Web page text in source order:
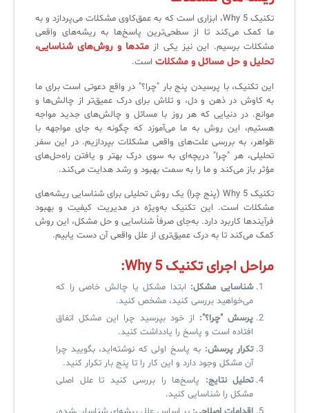
تکنیک 5 Why، ابزاری است که به عمق‌کاوی مشکلات می‌پردازد و به
ما کمک می‌کند تا از سطحی‌ترین پاسخ‌ها به ریشه‌های واقعی
مشکلات برسیم. این نیز یکی از متدها و روش‌های شناسایی،
تحلیل و حل مسائل و مشکلات است.
این تکنیک، با پرسیدن پنج بار "چرا؟" در واقع دعوتی است برای ما
به کاوش در ذهن و دل، و تلاش برای درک عمیق‌تر از چالش‌ها و
موانع. در دنیایی که هر روز با مسائل و چالش‌های جدید مواجه
هستیم، این روش به ما می‌آموزد که چگونه به جای مواجهه با
ظواهر، به بررسی علت‌های واقعی مشکلات بپردازیم. در این سفر
تحلیلی، هر "چرا" دریچه‌ای به سوی درک بهتر و یافتن راه‌حل‌های
مؤثر باز می‌کند و ما را به سمت بهبود و رشد هدایت می‌کند.
تکنیک 5 Why (پنج چرا) یک روش تحلیلی برای شناسایی ریشه‌های
مشکلات است. این تکنیک به‌ویژه در مدیریت کیفیت و بهبود
فرآیندها کاربرد دارد. به‌جای صرفاً شناسایی و حل مشکل، این روش
کمک می‌کند تا به درک عمیق‌تری از علل واقعی آن دست یابیم.
مراحل اجرای تکنیک 5 Why:
شناسایی مشکل: ابتدا مشکل یا چالش خاصی را که
می‌خواهید بررسی کنید، مشخص کنید.
پرسش "چرا؟": از خود بپرسید چرا این مشکل اتفاق
افتاده است و پاسخ را یادداشت کنید.
تکرار پرسش: به پاسخ اولی که نوشته‌اید، بگویید چرا
آن مشکل وجود دارد و این کار را تا پنج بار تکرار کنید.
تحلیل نتایج: پاسخ‌ها را بررسی کنید تا علل اصلی
مشکل را شناسایی کنید.
مدیریت خدمات سازمانی
سرویس دسک پلاس MSP
اندپوینت سنترال [سامانه مدیریت نقاط پایانی]
AD360
◆
Log360 ابزار SIEM
سیستم هوشمند مدیریت فروش و فاکتور
سامانه مدیریت امنیت اطلاعات
سلف سرویس کاربران
سامانه مدیریت دارایی‌ها [Asset Explorer]
مدیریت خدمات منابع انسانی
CIs Control
مجموعه راهکارهای آیناک
آموزش سیستم مدیریت خدمات فناوری اطلاعات
نکته‌های کلیدی برای مدیر انفورماتیک
آموزش‌ ویدیویی مفاهیم سرویس دسک
ITIL & SDP
◆
آموزش فارسی ITIL4
فلافلی_فناوری
آرشیو دانلودهای مدانت
لیست دوره‌ها
مقالات آموزشی